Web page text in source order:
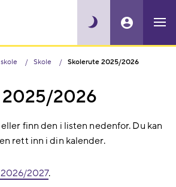
Skole Skolerute 2025/2026
2025/2026
finn den i listen nedenfor. Du kan
rett inn i din kalender.
2027.